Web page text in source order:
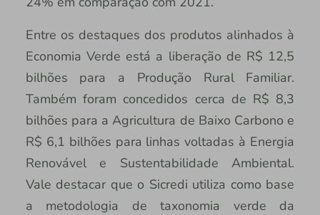
Entre os destaques dos produtos alinhados à
Economia Verde está a liberação de R$ 12,5
bilhões para a Produção Rural Familiar.
Também foram concedidos cerca de R$ 8,3
bilhões para a Agricultura de Baixo Carbono e
R$ 6,1 bilhões para linhas voltadas à Energia
Renovável e Sustentabilidade Ambiental.
Vale destacar que o Sicredi utiliza como base
a metodologia de taxonomia verde da